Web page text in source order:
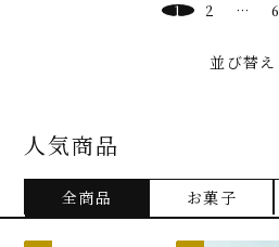
並び替え
1 2 … 6
人気商品
全商品 お菓子